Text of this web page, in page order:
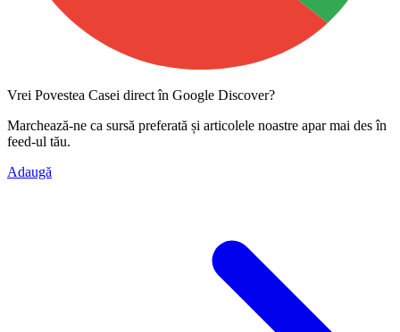
Vrei Povestea Casei direct în Google Discover?
Marchează-ne ca sursă preferată și articolele noastre apar mai des în
feed-ul tău.
Adaugă